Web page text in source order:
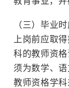
（三）毕业
上岗前应取
科的教师资
须为数学、
教师资格学